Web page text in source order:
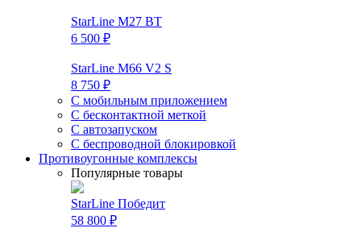
StarLine M27 BT
6 500 ₽
StarLine M66 V2 S
8 750 ₽
С мобильным приложением
С бесконтактной меткой
С автозапуском
С беспроводной блокировкой
Противоугонные комплексы
Популярные товары
StarLine Победит
58 800 ₽